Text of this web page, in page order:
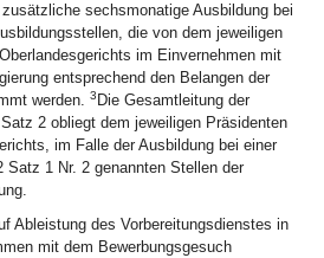
sechsmonatige Ausbildung bei
die von dem jeweiligen
im Einvernehmen mit
entsprechend den Belangen der
werden. 3 Die Gesamtleitung der
2 obliegt dem jeweiligen Präsidenten
im Falle der Ausbildung bei einer
Satz 1 Nr. 2 genannten Stellen der
Ableistung des Vorbereitungsdienstes in
mit dem Bewerbungsgesuch